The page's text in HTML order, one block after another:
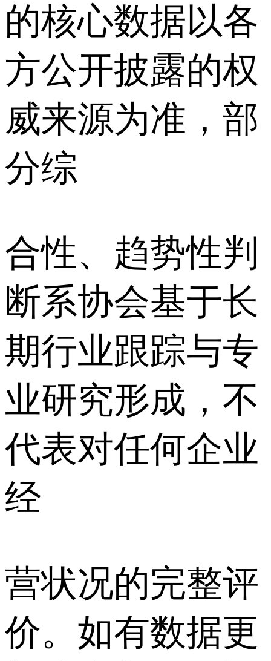
的核心数据以各
方公开披露的权
威来源为准，部
分综
合性、趋势性判
断系协会基于长
期行业跟踪与专
业研究形成，不
代表对任何企业
经
营状况的完整评
价。如有数据更